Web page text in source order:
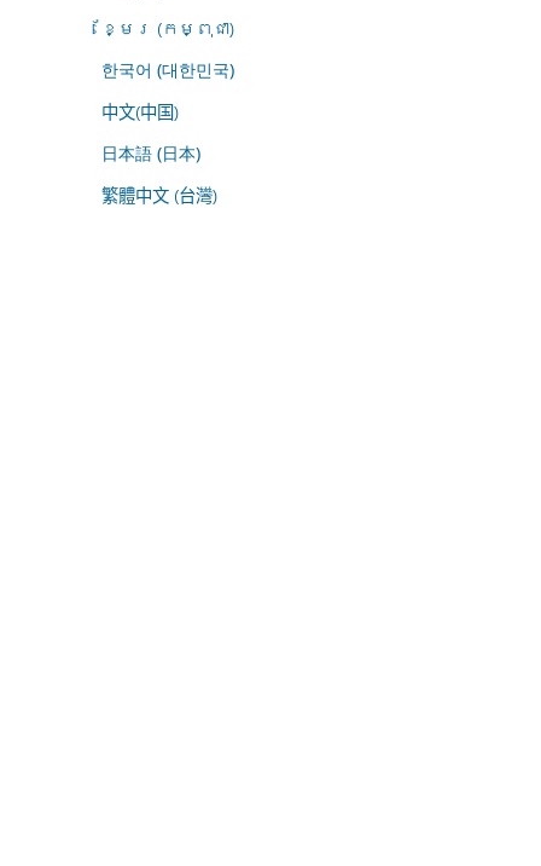
ខ្មែរ (កម្ពុជា)
한국어 (대한민국)
中文(中国)
日本語 (日本)
繁體中文 (台灣)